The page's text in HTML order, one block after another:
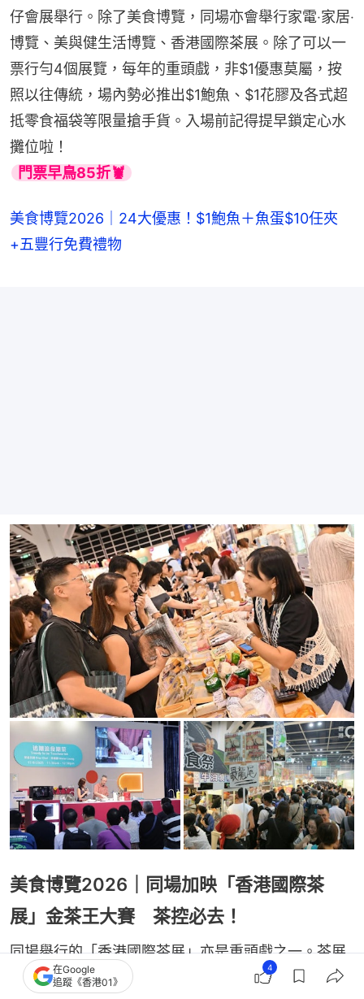
仔會展舉行。除了美食博覽，同場亦會舉行家電‧家居‧
博覽、美與健生活博覽、香港國際茶展。除了可以一
票行勻4個展覽，每年的重頭戲，非$1優惠莫屬，按
照以往傳統，場內勢必推出$1鮑魚、$1花膠及各式超
抵零食福袋等限量搶手貨。入場前記得提早鎖定心水
攤位啦！
門票早鳥85折🦞
美食博覽2026｜24大優惠！$1鮑魚＋魚蛋$10任夾
+五豐行免費禮物
美食博覽2026｜同場加映「香港國際茶
展」金茶王大賽 茶控必去！
同場舉行的「香港國際茶展」亦是重頭戲之一。茶展
為期三日，將展出各式高品質特色茗茶、精緻茶具及
在Google
追蹤《香港01》
4